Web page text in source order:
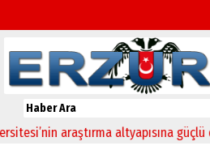
araştırma altyapısına güçlü onay